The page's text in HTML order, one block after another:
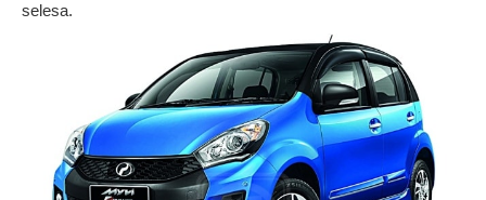
selesa.